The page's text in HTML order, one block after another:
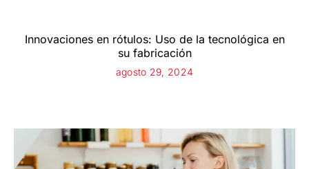
Innovaciones en rótulos: Uso de la tecnológica en
su fabricación
agosto 29, 2024